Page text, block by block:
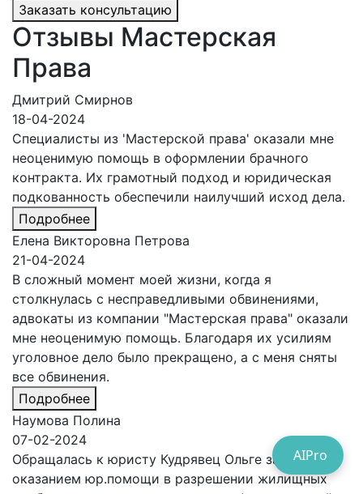
Заказать консультацию
Отзывы Мастерская
Права
Дмитрий Смирнов
18-04-2024
Специалисты из 'Мастерской права' оказали мне
неоценимую помощь в оформлении брачного
контракта. Их грамотный подход и юридическая
подкованность обеспечили наилучший исход дела.
Подробнее
Елена Викторовна Петрова
21-04-2024
В сложный момент моей жизни, когда я
столкнулась с несправедливыми обвинениями,
адвокаты из компании "Мастерская права" оказали
мне неоценимую помощь. Благодаря их усилиям
уголовное дело было прекращено, а с меня сняты
все обвинения.
Подробнее
Наумова Полина
07-02-2024
Обращалась к юристу Кудрявец Ольге за
оказанием юр.помощи в разрешении жилищных
AIPro